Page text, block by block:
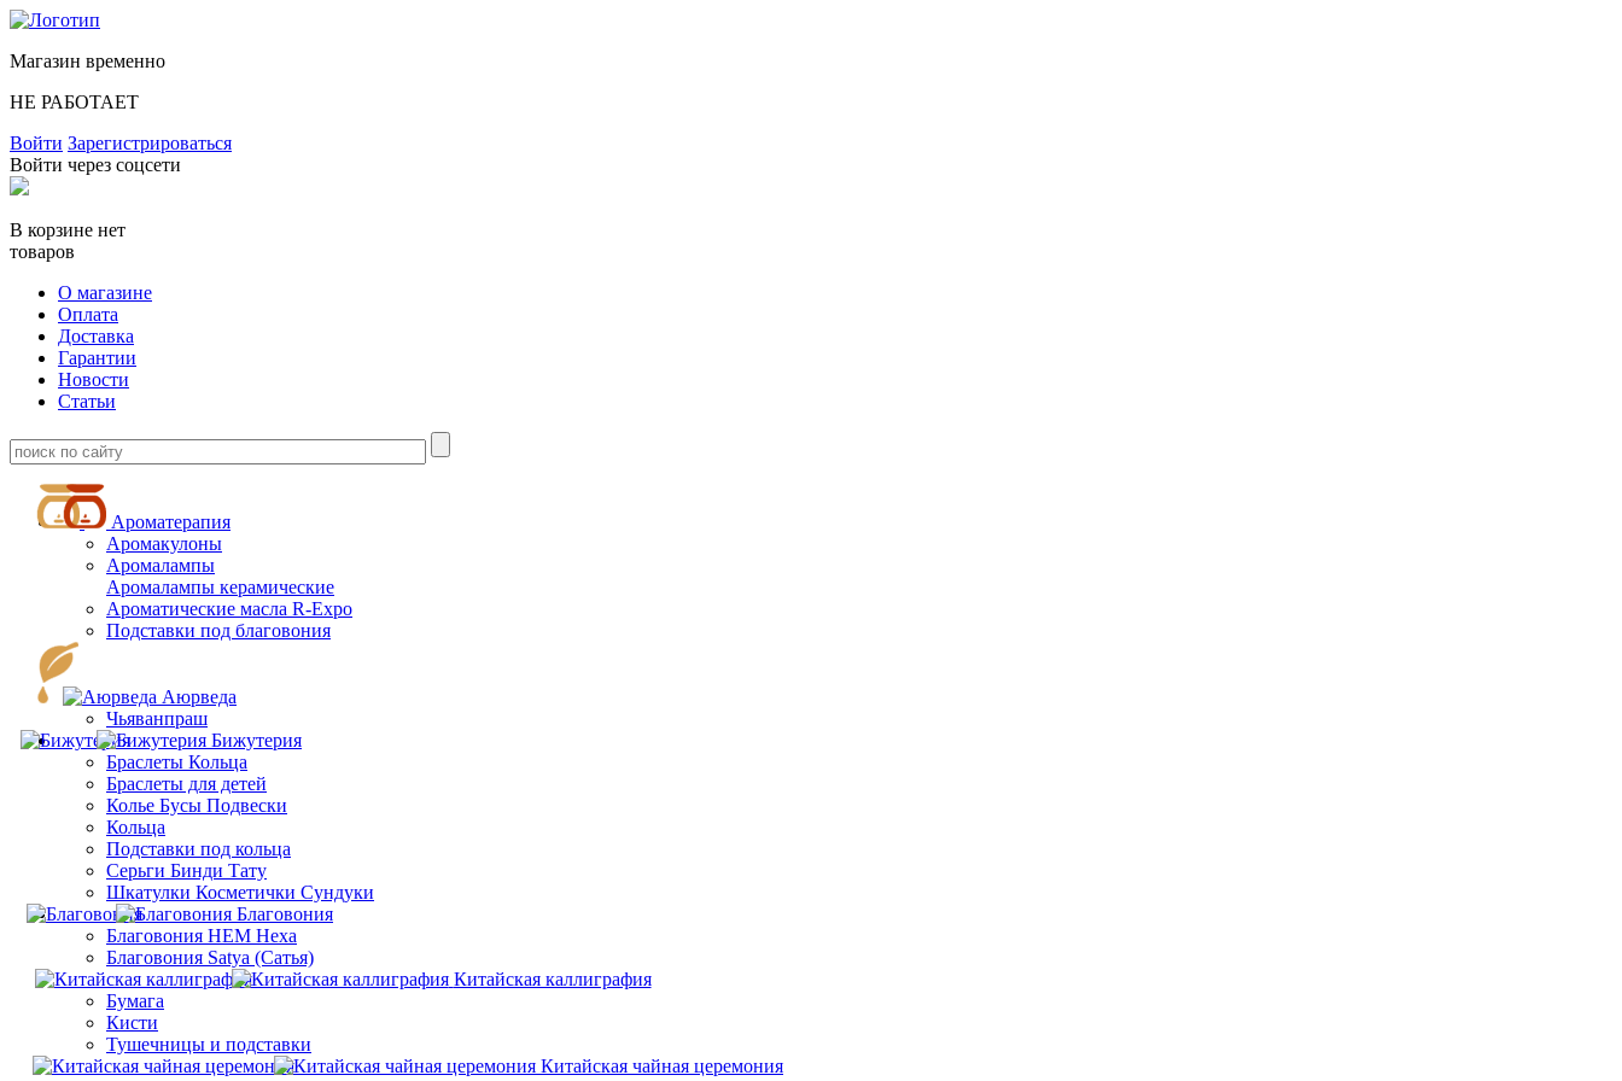
Магазин временно
НЕ РАБОТАЕТ
Войти Зарегистрироваться
Войти через соцсети
В корзине нет
товаров
О магазине
Оплата
Доставка
Гарантии
Новости
Статьи
Ароматерапия
Аромакулоны
Аромалампы
Aромалампы керамические
Ароматические масла R-Expo
Подставки под благовония
Аюрведа
Чьяванпраш
Бижутерия
Браслеты Кольца
Браслеты для детей
Колье Бусы Подвески
Кольца
Подставки под кольца
Серьги Бинди Тату
Шкатулки Косметички Сундуки
Благовония
Благовония HEM Hexa
Благовония Satya (Сатья)
Китайская каллиграфия
Бумага
Кисти
Тушечницы и подставки
Китайская чайная церемония